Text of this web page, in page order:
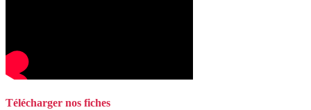
Télécharger nos fiches